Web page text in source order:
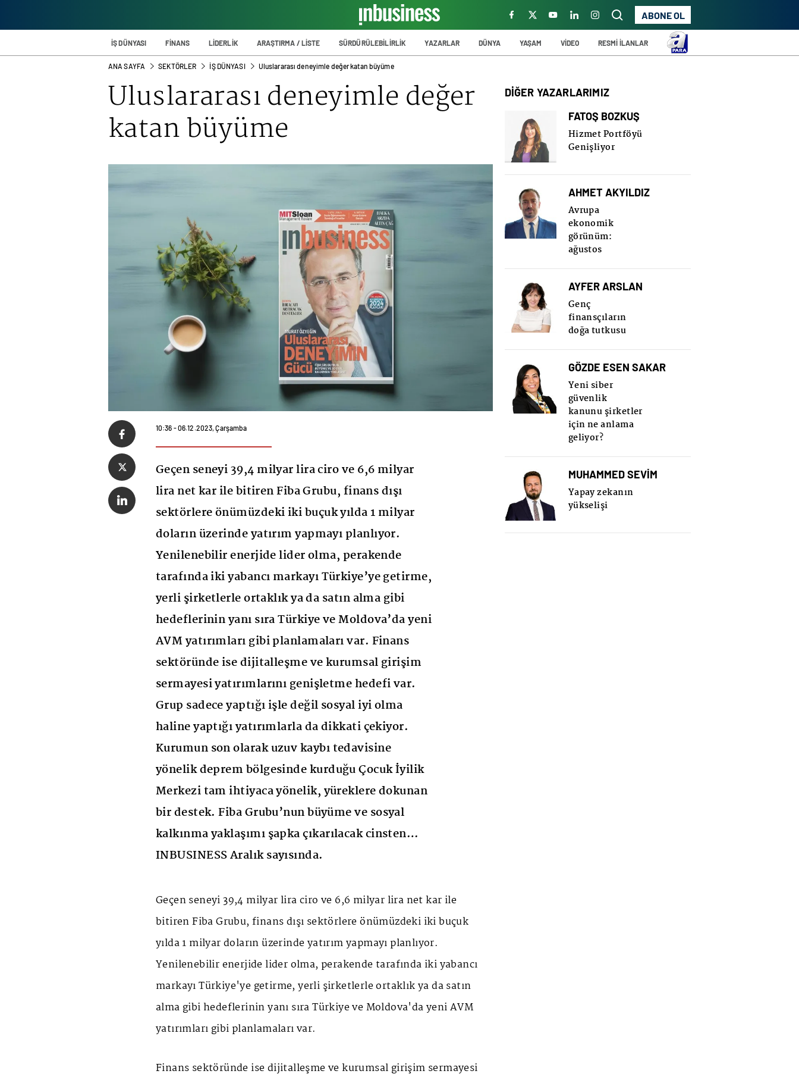
ABONE OL
İŞ DÜNYASI FİNANS LİDERLİK ARAŞTIRMA / LİSTE SÜRDÜRÜLEBİLİRLİK YAZARLAR DÜNYA YAŞAM VİDEO RESMİ İLANLAR
ANA SAYFA SEKTÖRLER İŞ DÜNYASI Uluslararası deneyimle değer katan büyüme
Uluslararası deneyimle değer
katan büyüme
10:36 - 06.12.2023, Çarşamba
Geçen seneyi 39,4 milyar lira ciro ve 6,6 milyar
lira net kar ile bitiren Fiba Grubu, finans dışı
sektörlere önümüzdeki iki buçuk yılda 1 milyar
doların üzerinde yatırım yapmayı planlıyor.
Yenilenebilir enerjide lider olma, perakende
tarafında iki yabancı markayı Türkiye’ye getirme,
yerli şirketlerle ortaklık ya da satın alma gibi
hedeflerinin yanı sıra Türkiye ve Moldova’da yeni
AVM yatırımları gibi planlamaları var. Finans
sektöründe ise dijitalleşme ve kurumsal girişim
sermayesi yatırımlarını genişletme hedefi var.
Grup sadece yaptığı işle değil sosyal iyi olma
haline yaptığı yatırımlarla da dikkati çekiyor.
Kurumun son olarak uzuv kaybı tedavisine
yönelik deprem bölgesinde kurduğu Çocuk İyilik
Merkezi tam ihtiyaca yönelik, yüreklere dokunan
bir destek. Fiba Grubu’nun büyüme ve sosyal
kalkınma yaklaşımı şapka çıkarılacak cinsten…
INBUSINESS Aralık sayısında.
Geçen seneyi 39,4 milyar lira ciro ve 6,6 milyar lira net kar ile
bitiren Fiba Grubu, finans dışı sektörlere önümüzdeki iki buçuk
yılda 1 milyar doların üzerinde yatırım yapmayı planlıyor.
Yenilenebilir enerjide lider olma, perakende tarafında iki yabancı
markayı Türkiye'ye getirme, yerli şirketlerle ortaklık ya da satın
alma gibi hedeflerinin yanı sıra Türkiye ve Moldova'da yeni AVM
yatırımları gibi planlamaları var.
Finans sektöründe ise dijitalleşme ve kurumsal girişim sermayesi
DİĞER YAZARLARIMIZ
FATOŞ BOZKUŞ
Hizmet Portföyü
Genişliyor
AHMET AKYILDIZ
Avrupa
ekonomik
görünüm:
ağustos
AYFER ARSLAN
Genç
finansçıların
doğa tutkusu
GÖZDE ESEN SAKAR
Yeni siber
güvenlik
kanunu şirketler
için ne anlama
geliyor?
MUHAMMED SEVİM
Yapay zekanın
yükselişi